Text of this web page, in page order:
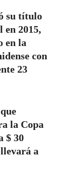
su título
en 2015,
en la
con
23
la Copa
$ 30
a